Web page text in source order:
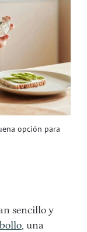
opción para
sencillo y
, una